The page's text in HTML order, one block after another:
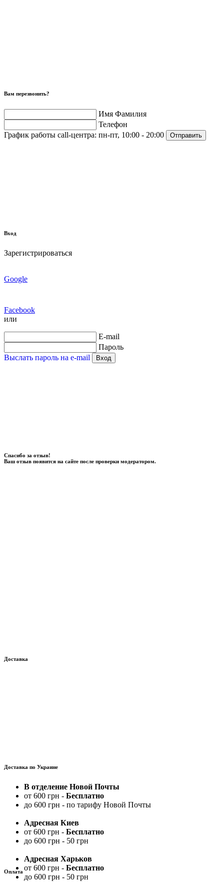
Вам перезвонить?
Имя Фамилия
Телефон
График работы call-центра: пн-пт, 10:00 - 20:00 Отправить
Вход
Зарегистрироваться
Google
Facebook
или
E-mail
Пароль
Выслать пароль на e-mail
Вход
Спасибо за отзыв!
Ваш отзыв появится на сайте после проверки модератором.
Доставка
Доставка по Украине
В отделение Новой Почты
от 600 грн - Бесплатно
до 600 грн - по тарифу Новой Почты
Адресная Киев
от 600 грн - Бесплатно
до 600 грн - 50 грн
Адресная Харьков
от 600 грн - Бесплатно
до 600 грн - 50 грн
Оплата